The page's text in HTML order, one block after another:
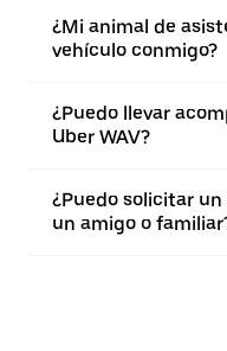
¿Mi animal de
vehículo conmigo?
¿Puedo llevar
Uber WAV?
¿Puedo solicitar un
un amigo o